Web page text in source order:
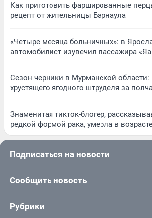
Как приготовить фаршированные
рецепт от жительницы Барнаула
«Четыре месяца больничных»: в
автомобилист изувечил пассажира
Сезон черники в Мурманской области:
хрустящего ягодного штруделя за
Знаменитая тикток-блогер,
редкой формой рака, умерла в
Подписаться на новости
Сообщить новость
Рубрики